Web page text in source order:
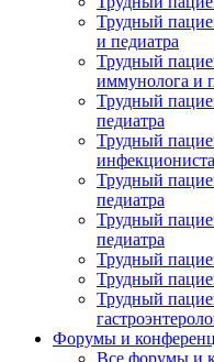
Трудный
и педиатра
Трудный
иммунолога и
Трудный
педиатра
Трудный
Трудный
педиатра
Трудный
педиатра
Трудный
Трудный
Трудный
Форумы и
Все форумы и